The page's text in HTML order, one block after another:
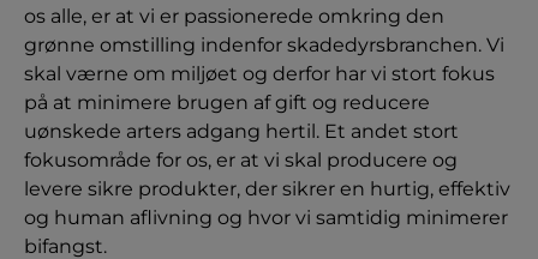
os alle, er at vi er passionerede omkring den
grønne omstilling indenfor skadedyrsbranchen. Vi
skal værne om miljøet og derfor har vi stort fokus
på at minimere brugen af gift og reducere
uønskede arters adgang hertil. Et andet stort
fokusområde for os, er at vi skal producere og
levere sikre produkter, der sikrer en hurtig, effektiv
og human aflivning og hvor vi samtidig minimerer
bifangst.